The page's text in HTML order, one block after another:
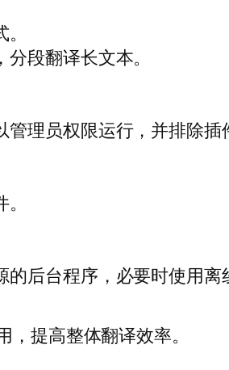
段翻译长文本。
理员权限运行，并排除插
后台程序，必要时使用离
提高整体翻译效率。